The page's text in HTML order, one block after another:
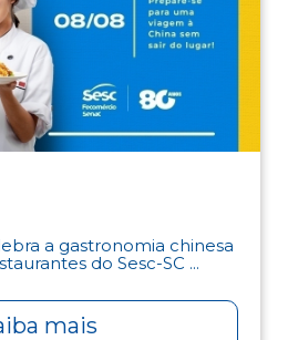
a gastronomia chinesa
do Sesc-SC ...
mais